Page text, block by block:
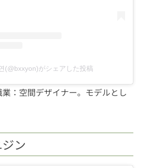
(@bxxyon)がシェアした投稿
：空間デザイナー。モデルとし
ン